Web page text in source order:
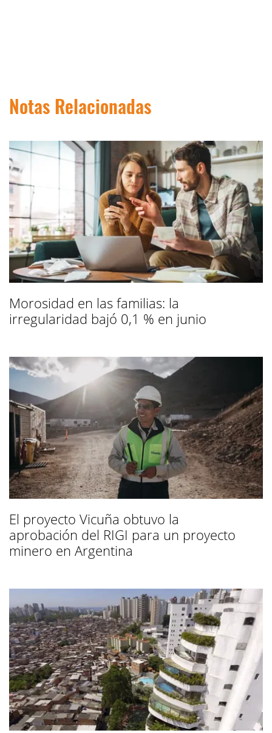
Notas Relacionadas
Morosidad en las familias: la
irregularidad bajó 0,1 % en junio
El proyecto Vicuña obtuvo la
aprobación del RIGI para un proyecto
minero en Argentina